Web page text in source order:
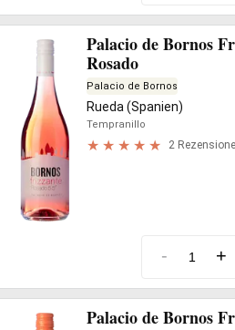
Palacio de Bornos
Rosado
Palacio de Bornos
Rueda (Spanien)
Tempranillo
2
- +
Palacio de Bornos